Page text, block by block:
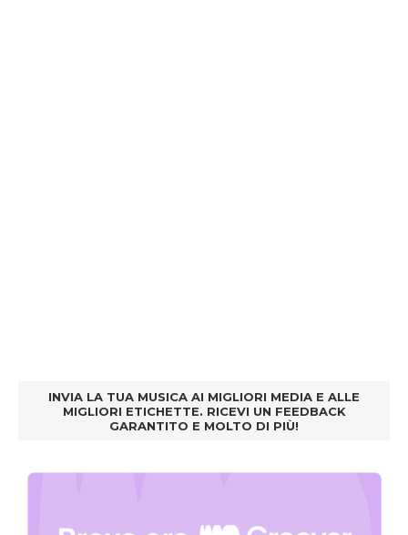
INVIA LA TUA MUSICA AI MIGLIORI MEDIA E ALLE
MIGLIORI ETICHETTE. RICEVI UN FEEDBACK
GARANTITO E MOLTO DI PIÙ!